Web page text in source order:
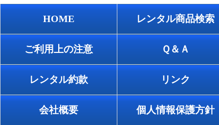
HOME レンタル商品検索
ご利用上の注意 Ｑ＆Ａ
レンタル約款 リンク
会社概要 個人情報保護方針